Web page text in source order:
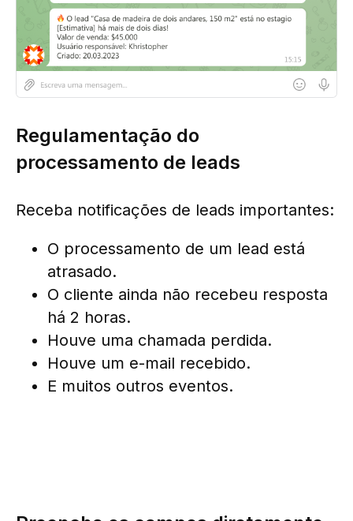
Regulamentação do
processamento de leads
Receba notificações de leads importantes:
O processamento de um lead está
atrasado.
O cliente ainda não recebeu resposta
há 2 horas.
Houve uma chamada perdida.
Houve um e-mail recebido.
E muitos outros eventos.